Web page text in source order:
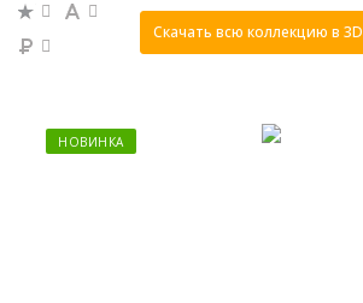
Скачать всю коллекцию в 3D
НОВИНКА